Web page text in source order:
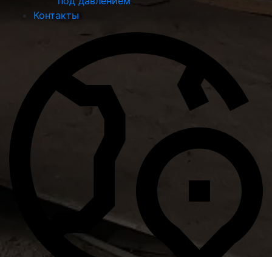
Контакты